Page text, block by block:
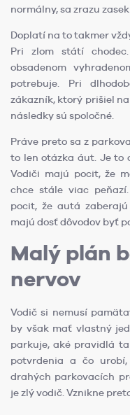
normálny, sa zrazu
Doplatí na to takmer
Pri zlom státí
obsadenom
potrebuje. Pri
zákazník, ktorý prišiel
následky sú spoločné.
Práve preto sa z
to len otázka áut. Je to
Vodiči majú pocit, že
chce stále viac
pocit, že autá
majú dosť dôvodov byť
Malý plán
nervov
Vodič si nemusí
by však mať vlastný
parkuje, aké pravidlá
potvrdenia a čo urobí,
drahých parkovacích
je zlý vodič. Vznikne